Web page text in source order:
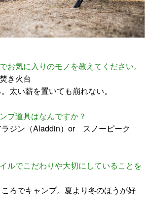
お気に入りのモノを教えてください。
き火台
太い薪を置いても崩れない。
プ道具はなんですか？
ラジン（Aladdin）or スノーピーク
ルでこだわりや大切にしていることを
ろでキャンプ。夏より冬のほうが好